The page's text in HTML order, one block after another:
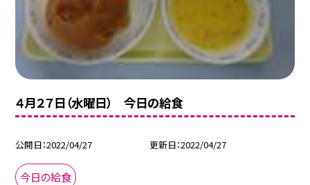
４月２７日（水曜日） 今日の給食
公開日 2022/04/27 更新日 2022/04/27
今日の給食